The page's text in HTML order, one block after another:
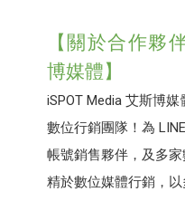
【關於合作夥
博媒體】
iSPOT Media 艾斯博
數位行銷團隊！為
帳號銷售夥伴，及多
精於數位媒體行銷，